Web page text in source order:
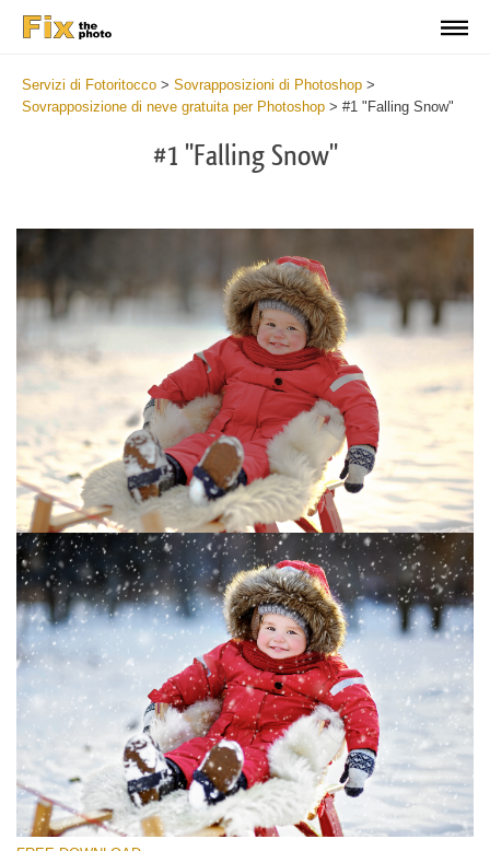
Servizi di Fotoritocco > Sovrapposizioni di Photoshop >
Sovrapposizione di neve gratuita per Photoshop > #1 "Falling Snow"
#1 "Falling Snow"
Si prega di Selezionare
Free Photoshop Overlay #1
Small 800*533px
Snowy Day (30 Overlays)
Large 6000*4000px
4 Seasons (411 Overlays)